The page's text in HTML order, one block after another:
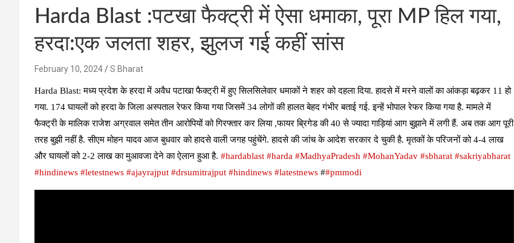
Harda Blast :पटखा फैक्ट्री में ऐसा धमाका, पूरा MP हिल गया,
हरदा:एक जलता शहर, झुलज गई कहीं सांस
February 10, 2024 S Bharat
Harda Blast: मध्य प्रदेश के हरदा में अवैध पटाखा फैक्ट्री में हुए सिलसिलेवार धमाकों ने शहर को दहला दिया. हादसे में मरने वालों का आंकड़ा बढ़कर 11 हो
गया. 174 घायलों को हरदा के जिला अस्पताल रेफर किया गया जिसमें 34 लोगों की हालत बेहद गंभीर बताई गई. इन्हें भोपाल रेफर किया गया है. मामले में
फैक्ट्री के मालिक राजेश अग्रवाल समेत तीन आरोपियों को गिरफ्तार कर लिया ,फायर ब्रिगेड की 40 से ज्यादा गाड़ियां आग बुझाने में लगी हैं. अब तक आग पूरी
तरह बुझी नहीं है. सीएम मोहन यादव आज बुधवार को हादसे वाली जगह पहुंचेंगे. हादसे की जांच के आदेश सरकार दे चुकी है. मृतकों के परिजनों को 4-4 लाख
और घायलों को 2-2 लाख का मुआवजा देने का ऐलान हुआ है. #hardablast #harda #MadhyaPradesh #MohanYadav #sbharat #sakriyabharat
#hindinews #letestnews #ajayrajput #drsumitrajput #hindinews #latestnews ##pmmodi